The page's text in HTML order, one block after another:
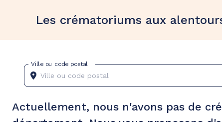
Les crématoriums aux
Ville ou code postal
Actuellement, nous n'avons pas de